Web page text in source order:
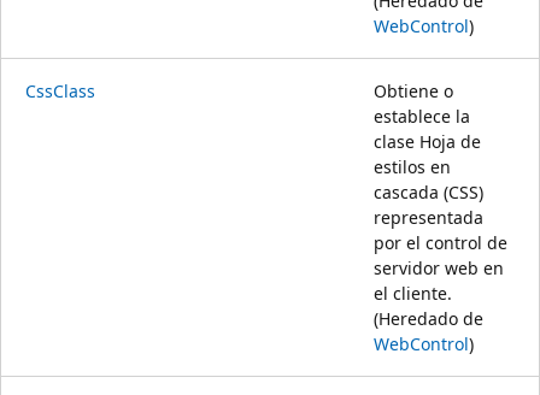
WebControl)
CssClass
Obtiene o
establece la
clase Hoja de
estilos en
cascada (CSS)
representada
por el control de
servidor web en
el cliente.
(Heredado de
WebControl)